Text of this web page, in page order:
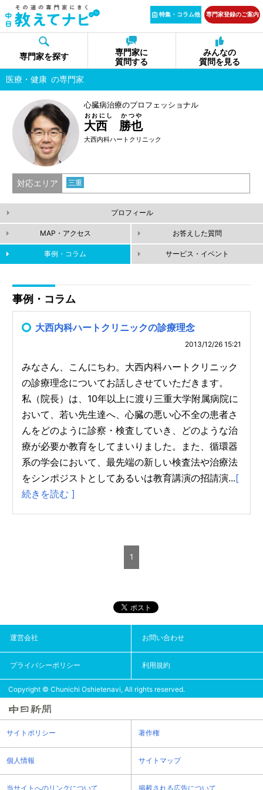
特集・コラム他 専門家登録のご案内
専門家を探す
専門家に
質問する
みんなの
質問を見る
医療・健康 の専門家
心臓病治療のプロフェッショナル
大西 勝也
おおにし かつや
大西内科ハートクリニック
対応エリア 三重
プロフィール
MAP・アクセス お答えした質問
事例・コラム サービス・イベント
事例・コラム
大西内科ハートクリニックの診療理念
2013/12/26 15:21
みなさん、こんにちわ。大西内科ハートクリニック
の診療理念についてお話しさせていただきます。
私（院長）は、10年以上に渡り三重大学附属病院に
おいて、若い先生達へ、心臓の悪い心不全の患者さ
んをどのように診察・検査していき、どのような治
療が必要か教育をしてまいりました。また、循環器
系の学会において、最先端の新しい検査法や治療法
をシンポジストとしてあるいは教育講演の招請演...[
続きを読む ]
1
運営会社 お問い合わせ
プライバシーポリシー 利用規約
Copyright © Chunichi Oshietenavi, All rights reserved.
サイトポリシー 著作権
個人情報 サイトマップ
当サイトへのリンクについて 掲載される広告について